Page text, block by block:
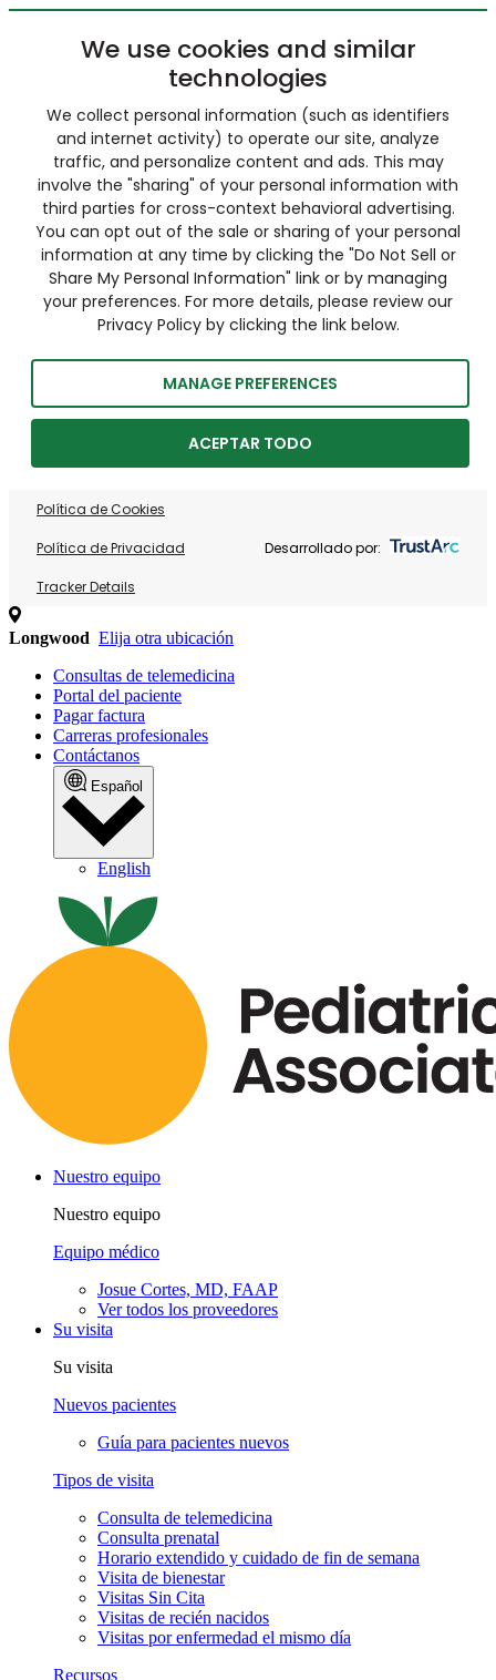
We use cookies and similar
technologies
We collect personal information (such as identifiers
and internet activity) to operate our site, analyze
traffic, and personalize content and ads. This may
involve the "sharing" of your personal information with
third parties for cross-context behavioral advertising.
You can opt out of the sale or sharing of your personal
information at any time by clicking the "Do Not Sell or
Share My Personal Information" link or by managing
your preferences. For more details, please review our
Privacy Policy by clicking the link below.
MANAGE PREFERENCES
ACEPTAR TODO
Política de Cookies
Política de Privacidad
Tracker Details
Desarrollado por:
Longwood Elija otra ubicación
Consultas de telemedicina
Portal del paciente
Pagar factura
Carreras profesionales
Contáctanos
Español
English
Nuestro equipo
Nuestro equipo
Equipo médico
Josue Cortes, MD, FAAP
Ver todos los proveedores
Su visita
Su visita
Nuevos pacientes
Guía para pacientes nuevos
Tipos de visita
Consulta de telemedicina
Consulta prenatal
Horario extendido y cuidado de fin de semana
Visita de bienestar
Visitas Sin Cita
Visitas de recién nacidos
Visitas por enfermedad el mismo día
Recursos